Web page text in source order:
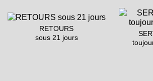
RETOURS
sous 21 jours